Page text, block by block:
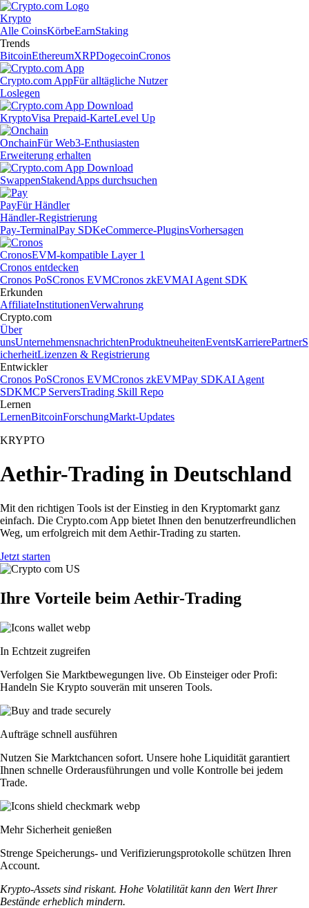
Krypto
Alle CoinsKörbeEarnStaking
Trends
BitcoinEthereumXRPDogecoinCronos
Crypto.com AppFür alltägliche Nutzer
Loslegen
KryptoVisa Prepaid-KarteLevel Up
OnchainFür Web3-Enthusiasten
Erweiterung erhalten
SwappenStakendApps durchsuchen
PayFür Händler
Händler-Registrierung
Pay-TerminalPay SDKeCommerce-PluginsVorhersagen
CronosEVM-kompatible Layer 1
Cronos entdecken
Cronos PoSCronos EVMCronos zkEVMAI Agent SDK
Erkunden
AffiliateInstitutionenVerwahrung
Crypto.com
Über
unsUnternehmensnachrichtenProduktneuheitenEventsKarrierePartnerS
icherheitLizenzen & Registrierung
Entwickler
Cronos PoSCronos EVMCronos zkEVMPay SDKAI Agent
SDKMCP ServersTrading Skill Repo
Lernen
LernenBitcoinForschungMarkt-Updates
KRYPTO
Aethir-Trading in Deutschland
Mit den richtigen Tools ist der Einstieg in den Kryptomarkt ganz
einfach. Die Crypto.com App bietet Ihnen den benutzerfreundlichen
Weg, um erfolgreich mit dem Aethir-Trading zu starten.
Jetzt starten
Ihre Vorteile beim Aethir-Trading
In Echtzeit zugreifen
Verfolgen Sie Marktbewegungen live. Ob Einsteiger oder Profi:
Handeln Sie Krypto souverän mit unseren Tools.
Aufträge schnell ausführen
Nutzen Sie Marktchancen sofort. Unsere hohe Liquidität garantiert
Ihnen schnelle Orderausführungen und volle Kontrolle bei jedem
Trade.
Mehr Sicherheit genießen
Strenge Speicherungs- und Verifizierungsprotokolle schützen Ihren
Account.
Krypto-Assets sind riskant. Hohe Volatilität kann den Wert Ihrer
Bestände erheblich mindern.